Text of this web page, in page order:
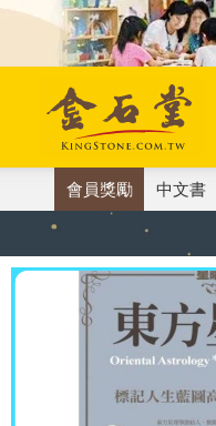
會員獎勵 中文書